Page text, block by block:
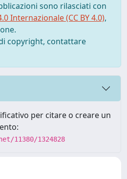
sono rilasciati con
Internazionale (CC BY 4.0),
copyright, contattare
per citare o creare un
11380/1324828